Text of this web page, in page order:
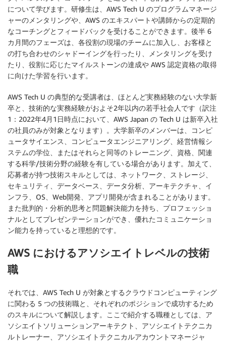
について学びます。研修生は、AWS Tech U のプログラムマネージ
ャーのメンタリングや、AWS のエキスパートや講師からの定期的
なコーチングとフィードバックを受けることができます。後半 6
カ月間のフェーズは、各役割の現場のチームに加入し、お客様と
の打ち合わせのシャドーイングを行ったり、メンタリングを受け
たり、役割に応じたマイルストーンの達成や AWS 認定資格の取得
に向けた学習を行います。
AWS Tech U の典型的な受講者は、ほとんど実務経験のない大学新
卒と、技術的な実務経験がおよそ2年以内の若手社会人です（訳注
1：2022年4月1日時点において、AWS Japan の Tech U は新卒入社
の社員のみが対象となります）。大学新卒のメンバーは、コンピ
ュータサイエンス、コンピュータエンジニアリング、経営情報シ
ステムの学位、またはそれらと同等のトレーニング、資格、関連
する科学/技術分野の経験を有している場合があります。加えて、
応募者が持つ技術スキルとしては、ネットワーク、ストレージ、
セキュリティ、データベース、データ分析、アーキテクチャ、イ
ンフラ、OS、Web開発、アプリ開発が含まれることがあります。
また批判的・分析的思考と問題解決能力を持ち、プロフェッショ
ナルとしてプレゼンテーションができ、優れたコミュニケーショ
ン能力を持っていると理想的です。
AWS におけるアソシエイトレベルの技術
職
それでは、AWS Tech U が対象とするクラウドコンピューティング
に関わる 5 つの技術職と、それぞれのポジションで成功するため
のスキルについて解説します。ここで紹介する職種としては、ア
ソシエイトソリューションアーキテクト、アソシエイトテクニカ
ルトレーナー、アソシエイトテクニカルアカウントマネージャ